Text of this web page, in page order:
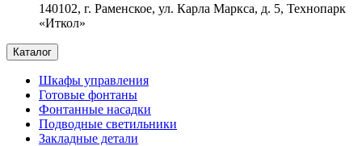
140102, г. Раменское, ул. Карла Маркса, д. 5, Технопарк
«Иткол»
Каталог
Шкафы управления
Готовые фонтаны
Фонтанные насадки
Подводные светильники
Закладные детали